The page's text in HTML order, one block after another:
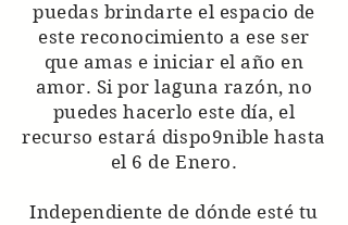
puedas brindarte el espacio de
este reconocimiento a ese ser
que amas e iniciar el año en
amor. Si por laguna razón, no
puedes hacerlo este día, el
recurso estará dispo9nible hasta
el 6 de Enero.
Independiente de dónde esté tu